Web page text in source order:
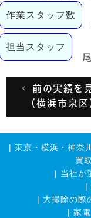
作業スタッフ数
担当スタッフ
尾
←前の実績を
（横浜市泉区
| 東京・横浜・神奈
買
| 当社が
|
| 大掃除の際
| 家